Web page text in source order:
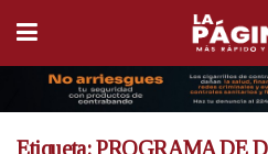
Etiqueta:PROGRAMA DE